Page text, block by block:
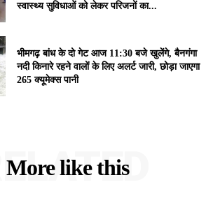
स्वास्थ्य सुविधाओं को लेकर परिजनों का...
भीमगढ़ बांध के दो गेट आज 11:30 बजे खुलेंगे, बैनगंगा
नदी किनारे रहने वालों के लिए अलर्ट जारी, छोड़ा जाएगा
265 क्यूमेक्स पानी
More like this
RELATED